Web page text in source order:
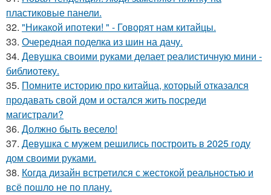
пластиковые панели.
32. "Никакой ипотеки! " - Говорят нам китайцы.
33. Очередная поделка из шин на дачу.
34. Девушка своими руками делает реалистичную мини -
библиотеку.
35. Помните историю про китайца, который отказался
продавать свой дом и остался жить посреди
магистрали?
36. Должно быть весело!
37. Девушка с мужем решились построить в 2025 году
дом своими руками.
38. Когда дизайн встретился с жестокой реальностью и
всё пошло не по плану.